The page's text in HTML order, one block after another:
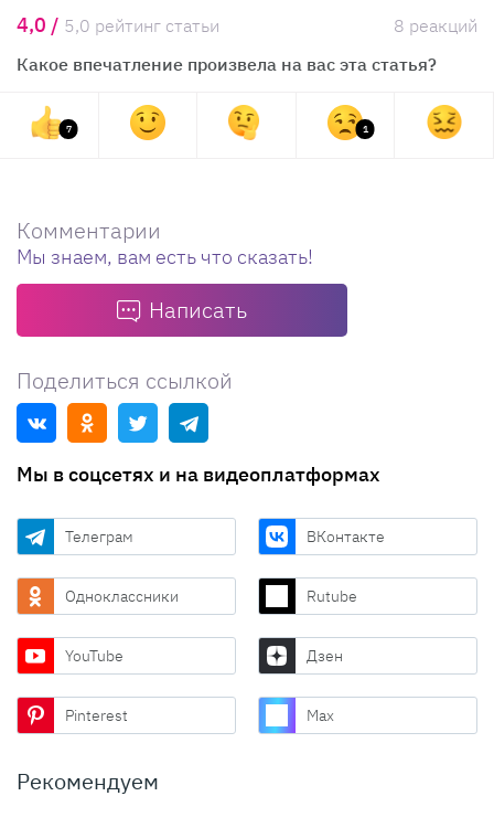
4,0 / 5,0 рейтинг статьи
8 реакций
Какое впечатление произвела на вас эта статья?
7 1
Комментарии
Мы знаем, вам есть что сказать!
Написать
Поделиться ссылкой
Мы в соцсетях и на видеоплатформах
Телеграм ВКонтакте
Одноклассники Rutube
YouTube Дзен
Pinterest Max
Рекомендуем